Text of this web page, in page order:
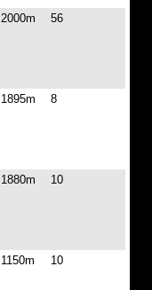
2000m 56
1895m 8
1880m 10
1150m 10